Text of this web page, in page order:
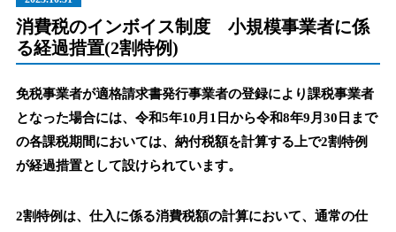
消費税のインボイス制度 小規模事業者に係
る経過措置(2割特例)
免税事業者が適格請求書発行事業者の登録により課税事業者
となった場合には、令和5年10月1日から令和8年9月30日まで
の各課税期間においては、納付税額を計算する上で2割特例
が経過措置として設けられています。
2割特例は、仕入に係る消費税額の計算において、通常の仕